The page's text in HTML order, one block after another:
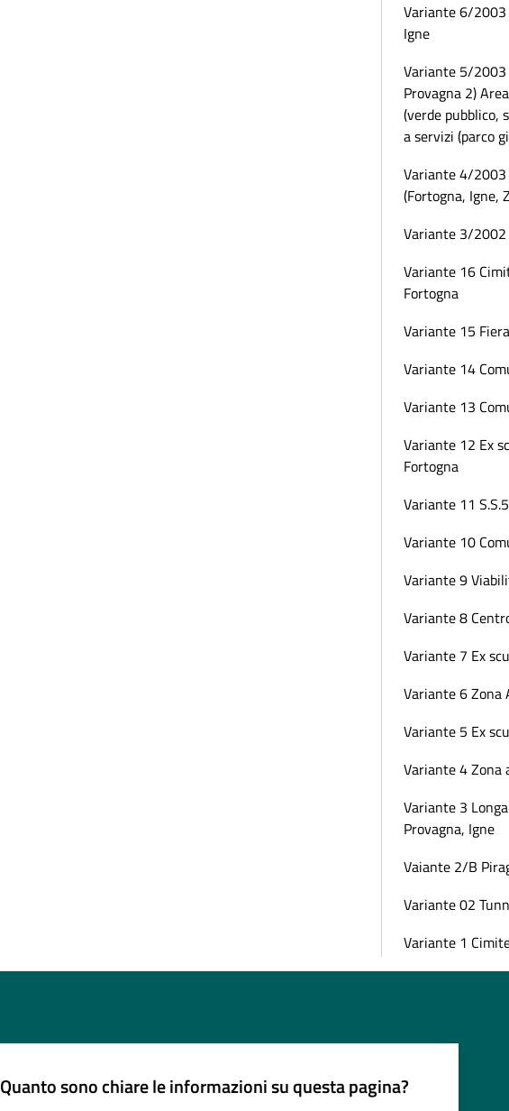
Variante 6/2003
Igne
Variante 5/2003
Provagna 2)
(verde pubblico,
a servizi (parco
Variante 4/2003
(Fortogna, Igne,
Variante 3/2002
Variante 16
Fortogna
Variante 15
Variante 14
Variante 13
Variante 12 Ex
Fortogna
Variante 11
Variante 10
Variante 9
Variante 8
Variante 7 Ex
Variante 6 Zona
Variante 5 Ex
Variante 4 Zona
Variante 3
Provagna, Igne
Vaiante 2/B
Variante 02
Variante 1
Quanto sono chiare le informazioni su questa pagina?